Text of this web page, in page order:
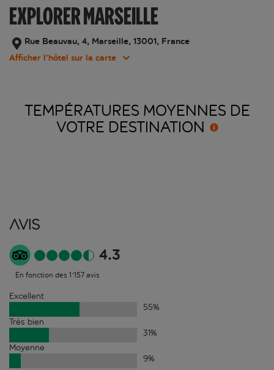
EXPLORER MARSEILLE
Rue Beauvau, 4, Marseille, 13001, France
Afficher l’hôtel sur la carte
TEMPÉRATURES MOYENNES DE
VOTRE DESTINATION
Avis
4.3
En fonction des 1'157 avis
Excellent
55%
Très bien
31%
Moyenne
9%